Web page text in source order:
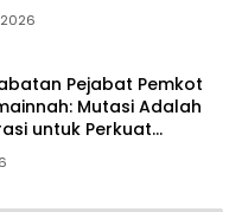
Pejabat Pemkot
Mutasi Adalah
untuk Perkuat